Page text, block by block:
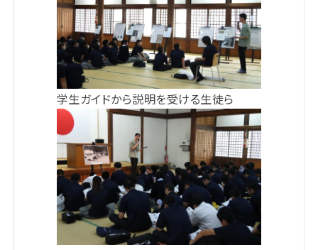
学生ガイドから説明を受ける生徒ら